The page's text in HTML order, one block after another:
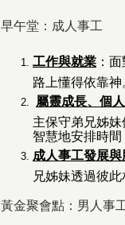
早午堂：成人事工
工作與就業 ：
路上懂得依靠
屬靈成長、個
主保守弟兄姊
智慧地安排時間
成人事工發展
兄姊妹透過彼
黃金聚會點：男人事